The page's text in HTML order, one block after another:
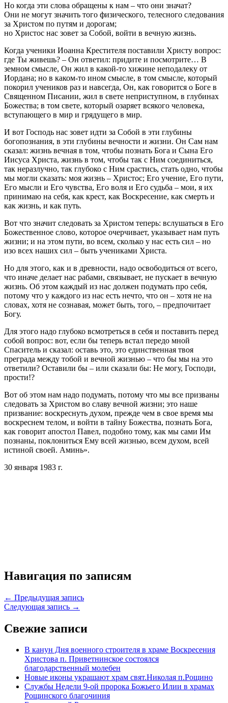
Но когда эти слова обращены к нам – что они значат?
Они не могут значить того физического, телесного следования
за Христом по путям и дорогам;
но Христос нас зовет за Собой, войти в вечную жизнь.
Когда ученики Иоанна Крестителя поставили Христу вопрос:
где Ты живешь? – Он ответил: придите и посмотрите… В
земном смысле, Он жил в какой-то хижине неподалеку от
Иордана; но в каком-то ином смысле, в том смысле, который
покорил учеников раз и навсегда, Он, как говорится о Боге в
Священном Писании, жил в свете неприступном, в глубинах
Божества; в том свете, который озаряет всякого человека,
вступающего в мир и грядущего в мир.
И вот Господь нас зовет идти за Собой в эти глубины
богопознания, в эти глубины вечности и жизни. Он Сам нам
сказал: жизнь вечная в том, чтобы познать Бога и Сына Его
Иисуса Христа, жизнь в том, чтобы так с Ним соединиться,
так неразлучно, так глубоко с Ним срастись, стать одно, чтобы
мы могли сказать: моя жизнь – Христос; Его учение, Его пути,
Его мысли и Его чувства, Его воля и Его судьба – мои, я их
принимаю на себя, как крест, как Воскресение, как смерть и
как жизнь, и как путь.
Вот что значит следовать за Христом теперь: вслушаться в Его
Божественное слово, которое очерчивает, указывает нам путь
жизни; и на этом пути, во всем, сколько у нас есть сил – но
изо всех наших сил – быть учениками Христа.
Но для этого, как и в древности, надо освободиться от всего,
что иначе делает нас рабами, связывает, не пускает в вечную
жизнь. Об этом каждый из нас должен подумать про себя,
потому что у каждого из нас есть нечто, что он – хотя не на
словах, хотя не сознавая, может быть, того, – предпочитает
Богу.
Для этого надо глубоко всмотреться в себя и поставить перед
собой вопрос: вот, если бы теперь встал передо мной
Спаситель и сказал: оставь это, это единственная твоя
преграда между тобой и вечной жизнью – что бы мы на это
ответили? Оставили бы – или сказали бы: Не могу, Господи,
прости!?
Вот об этом нам надо подумать, потому что мы все призваны
следовать за Христом во славу вечной жизни; это наше
призвание: воскреснуть духом, прежде чем в свое время мы
воскреснем телом, и войти в тайну Божества, познать Бога,
как говорит апостол Павел, подобно тому, как мы сами Им
познаны, поклониться Ему всей жизнью, всем духом, всей
истиной своей. Аминь».
30 января 1983 г.
Навигация по записям
← Предыдущая запись
Следующая запись →
Свежие записи
В канун Дня военного строителя в храме Воскресения
Христова п. Приветнинское состоялся
благодарственный молебен
Новые иконы украшают храм свят.Николая п.Рощино
Службы Недели 9-ой пророка Божьего Илии в храмах
Рощинского благочиния